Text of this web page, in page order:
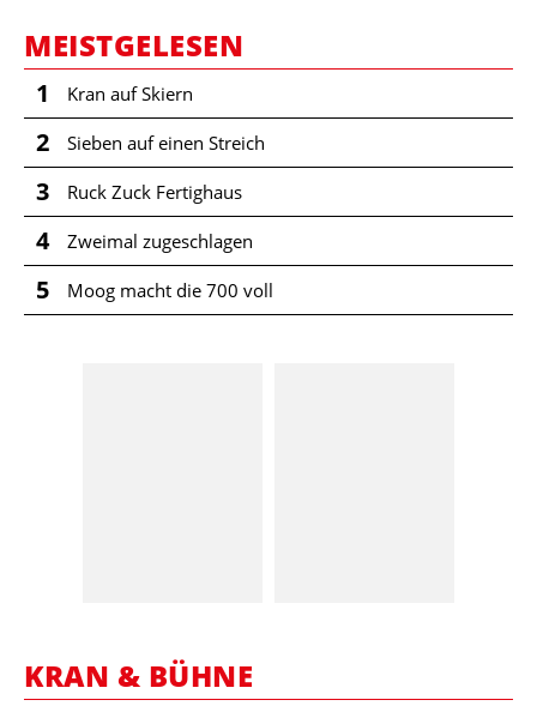
MEISTGELESEN
1 Kran auf Skiern
2 Sieben auf einen Streich
3 Ruck Zuck Fertighaus
4 Zweimal zugeschlagen
5 Moog macht die 700 voll
KRAN & BÜHNE